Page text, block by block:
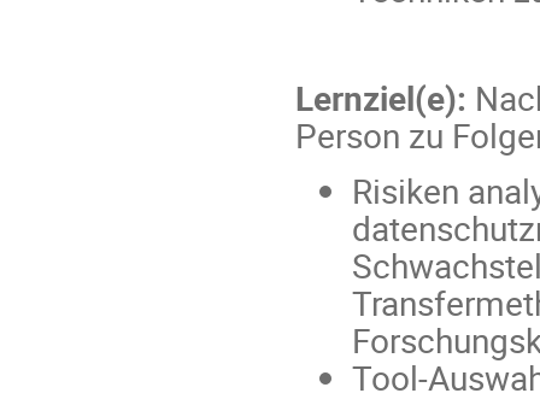
Lernziel(e):
Person zu
Risiken
Tool-